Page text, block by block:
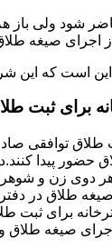
شود ولی باز
صیغه
این است که
برای ثبت
توافقی
حضور پیدا
هر دوی زن و
طلاق در
برای ثبت
صیغه